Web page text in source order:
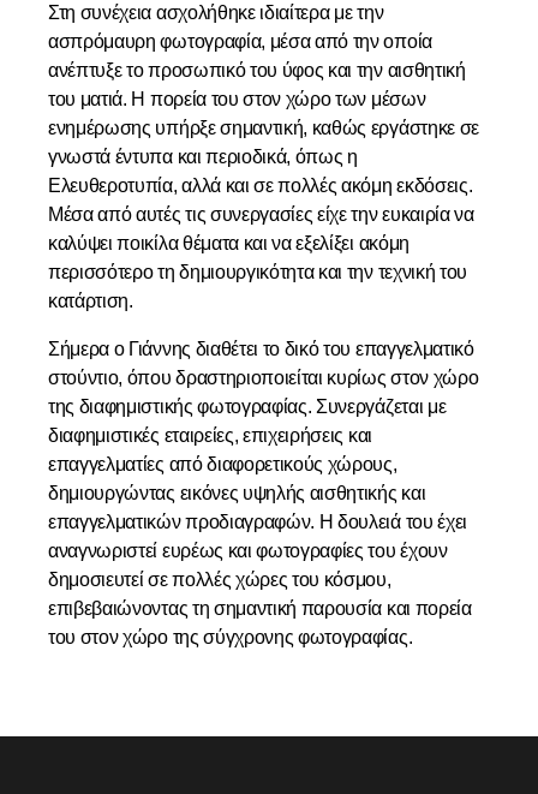
Στη συνέχεια ασχολήθηκε ιδιαίτερα με την
ασπρόμαυρη φωτογραφία, μέσα από την οποία
ανέπτυξε το προσωπικό του ύφος και την αισθητική
του ματιά. Η πορεία του στον χώρο των μέσων
ενημέρωσης υπήρξε σημαντική, καθώς εργάστηκε σε
γνωστά έντυπα και περιοδικά, όπως η
Ελευθεροτυπία, αλλά και σε πολλές ακόμη εκδόσεις.
Μέσα από αυτές τις συνεργασίες είχε την ευκαιρία να
καλύψει ποικίλα θέματα και να εξελίξει ακόμη
περισσότερο τη δημιουργικότητα και την τεχνική του
κατάρτιση.
Σήμερα ο Γιάννης διαθέτει το δικό του επαγγελματικό
στούντιο, όπου δραστηριοποιείται κυρίως στον χώρο
της διαφημιστικής φωτογραφίας. Συνεργάζεται με
διαφημιστικές εταιρείες, επιχειρήσεις και
επαγγελματίες από διαφορετικούς χώρους,
δημιουργώντας εικόνες υψηλής αισθητικής και
επαγγελματικών προδιαγραφών. Η δουλειά του έχει
αναγνωριστεί ευρέως και φωτογραφίες του έχουν
δημοσιευτεί σε πολλές χώρες του κόσμου,
επιβεβαιώνοντας τη σημαντική παρουσία και πορεία
του στον χώρο της σύγχρονης φωτογραφίας.